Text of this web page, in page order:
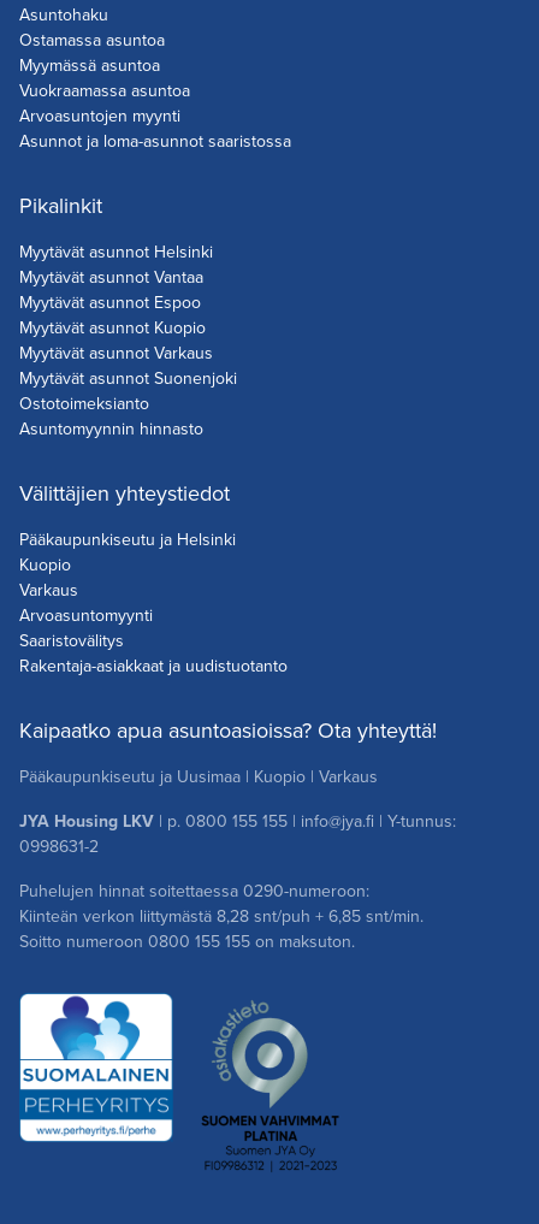
Asuntohaku
Ostamassa asuntoa
Myymässä asuntoa
Vuokraamassa asuntoa
Arvoasuntojen myynti
Asunnot ja loma-asunnot saaristossa
Pikalinkit
Myytävät asunnot Helsinki
Myytävät asunnot Vantaa
Myytävät asunnot Espoo
Myytävät asunnot Kuopio
Myytävät asunnot Varkaus
Myytävät asunnot Suonenjoki
Ostotoimeksianto
Asuntomyynnin hinnasto
Välittäjien yhteystiedot
Pääkaupunkiseutu ja Helsinki
Kuopio
Varkaus
Arvoasuntomyynti
Saaristovälitys
Rakentaja-asiakkaat ja uudistuotanto
Kaipaatko apua asuntoasioissa? Ota yhteyttä!
Pääkaupunkiseutu ja Uusimaa | Kuopio | Varkaus
JYA Housing LKV | p.0800 155 155 | info@jya.fi | Y-tunnus:
0998631-2
Puhelujen hinnat soitettaessa 0290-numeroon:
Kiinteän verkon liittymästä 8,28 snt/puh + 6,85 snt/min.
Soitto numeroon 0800 155 155on maksuton.